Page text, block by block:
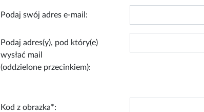
Podaj swój adres e-mail:
Podaj adres(y), pod który(e)
wysłać mail
(oddzielone przecinkiem):
Kod z obrazka*: